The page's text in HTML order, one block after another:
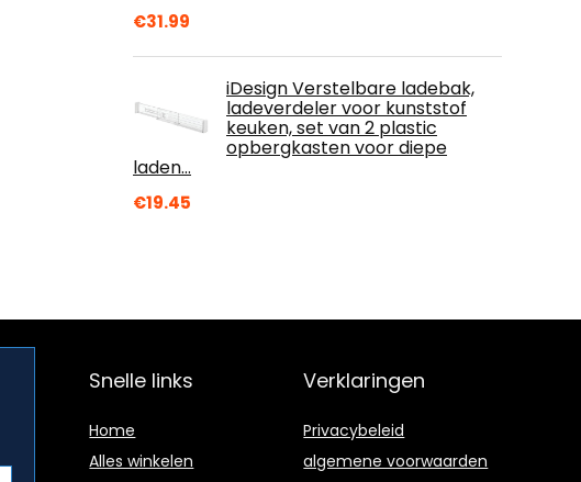
€31.99
iDesign Verstelbare ladebak,
ladeverdeler voor kunststof
keuken, set van 2 plastic
opbergkasten voor diepe
laden…
€19.45
Snelle links
Home
Alles winkelen
Verklaringen
Privacybeleid
algemene voorwaarden